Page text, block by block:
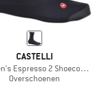
CASTELLI
Espresso 2 Shoecover
Overschoenen